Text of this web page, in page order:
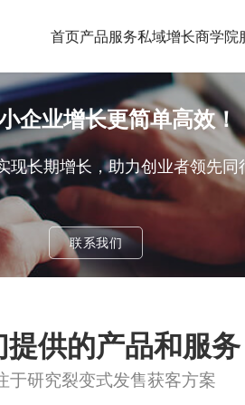
首页产品服务私域增长商学院
企业增长更简单高效！
现长期增长，助力创业者领先同
联系我们
提供的产品和服务
于研究裂变式发售获客方案